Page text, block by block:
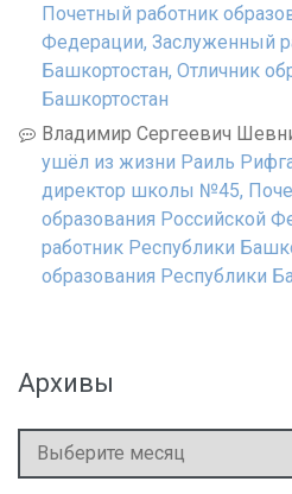
Почетный работник
Федерации, Заслуженный
Башкортостан, Отличник
Башкортостан
Владимир Сергеевич
ушёл из жизни Раиль
директор школы №45,
образования Российской
работник Республики
образования Республики
Архивы
Архивы